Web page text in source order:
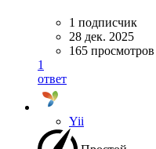
1 подписчик
28 дек. 2025
165 просмотров
1
ответ
Yii